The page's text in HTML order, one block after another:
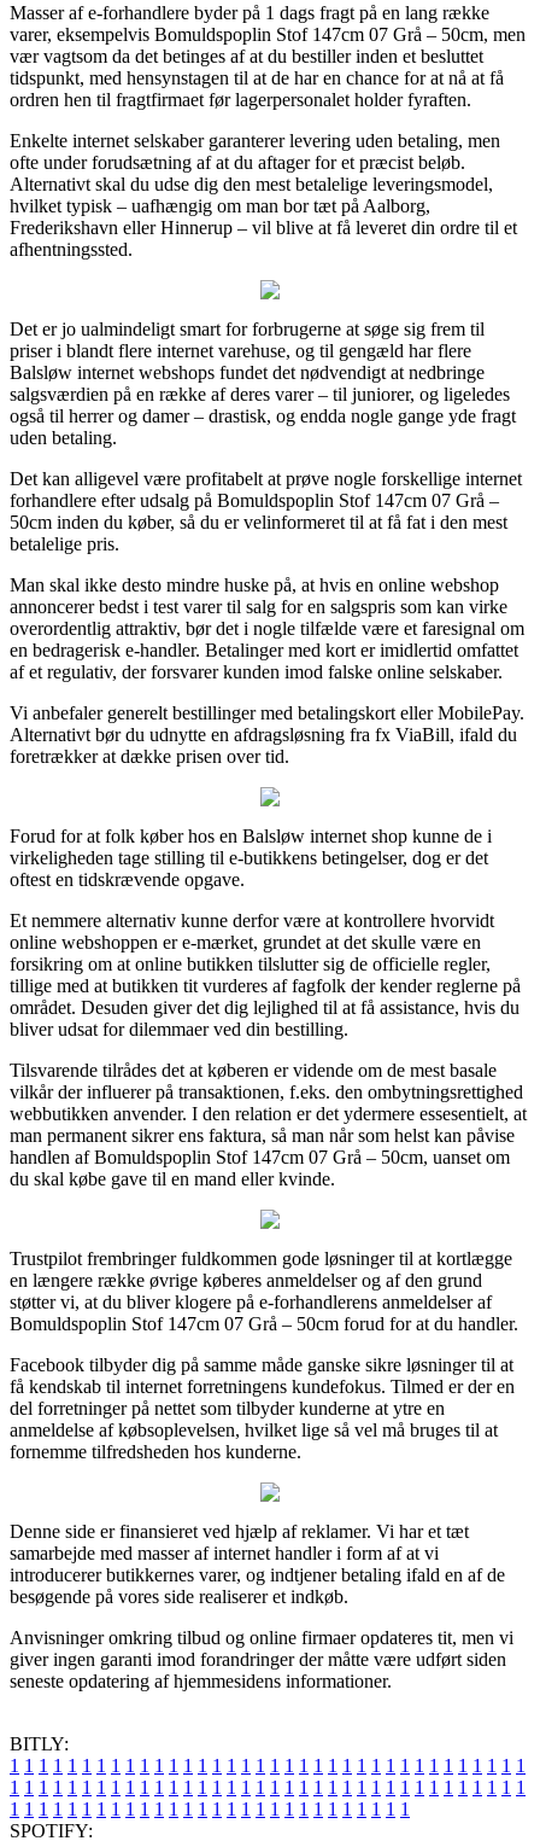
Masser af e-forhandlere byder på 1 dags fragt på en lang række
varer, eksempelvis Bomuldspoplin Stof 147cm 07 Grå – 50cm, men
vær vagtsom da det betinges af at du bestiller inden et besluttet
tidspunkt, med hensynstagen til at de har en chance for at nå at få
ordren hen til fragtfirmaet før lagerpersonalet holder fyraften.
Enkelte internet selskaber garanterer levering uden betaling, men
ofte under forudsætning af at du aftager for et præcist beløb.
Alternativt skal du udse dig den mest betalelige leveringsmodel,
hvilket typisk – uafhængig om man bor tæt på Aalborg,
Frederikshavn eller Hinnerup – vil blive at få leveret din ordre til et
afhentningssted.
Det er jo ualmindeligt smart for forbrugerne at søge sig frem til
priser i blandt flere internet varehuse, og til gengæld har flere
Balsløw internet webshops fundet det nødvendigt at nedbringe
salgsværdien på en række af deres varer – til juniorer, og ligeledes
også til herrer og damer – drastisk, og endda nogle gange yde fragt
uden betaling.
Det kan alligevel være profitabelt at prøve nogle forskellige internet
forhandlere efter udsalg på Bomuldspoplin Stof 147cm 07 Grå –
50cm inden du køber, så du er velinformeret til at få fat i den mest
betalelige pris.
Man skal ikke desto mindre huske på, at hvis en online webshop
annoncerer bedst i test varer til salg for en salgspris som kan virke
overordentlig attraktiv, bør det i nogle tilfælde være et faresignal om
en bedragerisk e-handler. Betalinger med kort er imidlertid omfattet
af et regulativ, der forsvarer kunden imod falske online selskaber.
Vi anbefaler generelt bestillinger med betalingskort eller MobilePay.
Alternativt bør du udnytte en afdragsløsning fra fx ViaBill, ifald du
foretrækker at dække prisen over tid.
Forud for at folk køber hos en Balsløw internet shop kunne de i
virkeligheden tage stilling til e-butikkens betingelser, dog er det
oftest en tidskrævende opgave.
Et nemmere alternativ kunne derfor være at kontrollere hvorvidt
online webshoppen er e-mærket, grundet at det skulle være en
forsikring om at online butikken tilslutter sig de officielle regler,
tillige med at butikken tit vurderes af fagfolk der kender reglerne på
området. Desuden giver det dig lejlighed til at få assistance, hvis du
bliver udsat for dilemmaer ved din bestilling.
Tilsvarende tilrådes det at køberen er vidende om de mest basale
vilkår der influerer på transaktionen, f.eks. den ombytningsrettighed
webbutikken anvender. I den relation er det ydermere essesentielt, at
man permanent sikrer ens faktura, så man når som helst kan påvise
handlen af Bomuldspoplin Stof 147cm 07 Grå – 50cm, uanset om
du skal købe gave til en mand eller kvinde.
Trustpilot frembringer fuldkommen gode løsninger til at kortlægge
en længere række øvrige køberes anmeldelser og af den grund
støtter vi, at du bliver klogere på e-forhandlerens anmeldelser af
Bomuldspoplin Stof 147cm 07 Grå – 50cm forud for at du handler.
Facebook tilbyder dig på samme måde ganske sikre løsninger til at
få kendskab til internet forretningens kundefokus. Tilmed er der en
del forretninger på nettet som tilbyder kunderne at ytre en
anmeldelse af købsoplevelsen, hvilket lige så vel må bruges til at
fornemme tilfredsheden hos kunderne.
Denne side er finansieret ved hjælp af reklamer. Vi har et tæt
samarbejde med masser af internet handler i form af at vi
introducerer butikkernes varer, og indtjener betaling ifald en af de
besøgende på vores side realiserer et indkøb.
Anvisninger omkring tilbud og online firmaer opdateres tit, men vi
giver ingen garanti imod forandringer der måtte være udført siden
seneste opdatering af hjemmesidens informationer.
BITLY:
1 1 1 1 1 1 1 1 1 1 1 1 1 1 1 1 1 1 1 1 1 1 1 1 1 1 1 1 1 1 1 1 1 1 1 1
1 1 1 1 1 1 1 1 1 1 1 1 1 1 1 1 1 1 1 1 1 1 1 1 1 1 1 1 1 1 1 1 1 1 1 1
1 1 1 1 1 1 1 1 1 1 1 1 1 1 1 1 1 1 1 1 1 1 1 1 1 1 1 1
SPOTIFY: